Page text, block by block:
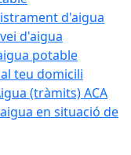
d'aigua
d'aigua
potable
teu domicili
(tràmits) ACA
en situació de